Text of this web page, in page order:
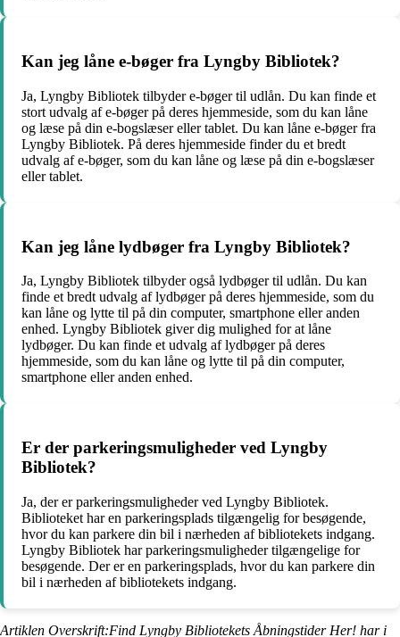
Kan jeg låne e-bøger fra Lyngby Bibliotek?
Ja, Lyngby Bibliotek tilbyder e-bøger til udlån. Du kan finde et
stort udvalg af e-bøger på deres hjemmeside, som du kan låne
og læse på din e-bogslæser eller tablet. Du kan låne e-bøger fra
Lyngby Bibliotek. På deres hjemmeside finder du et bredt
udvalg af e-bøger, som du kan låne og læse på din e-bogslæser
eller tablet.
Kan jeg låne lydbøger fra Lyngby Bibliotek?
Ja, Lyngby Bibliotek tilbyder også lydbøger til udlån. Du kan
finde et bredt udvalg af lydbøger på deres hjemmeside, som du
kan låne og lytte til på din computer, smartphone eller anden
enhed. Lyngby Bibliotek giver dig mulighed for at låne
lydbøger. Du kan finde et udvalg af lydbøger på deres
hjemmeside, som du kan låne og lytte til på din computer,
smartphone eller anden enhed.
Er der parkeringsmuligheder ved Lyngby
Bibliotek?
Ja, der er parkeringsmuligheder ved Lyngby Bibliotek.
Biblioteket har en parkeringsplads tilgængelig for besøgende,
hvor du kan parkere din bil i nærheden af bibliotekets indgang.
Lyngby Bibliotek har parkeringsmuligheder tilgængelige for
besøgende. Der er en parkeringsplads, hvor du kan parkere din
bil i nærheden af bibliotekets indgang.
Artiklen Overskrift:Find Lyngby Bibliotekets Åbningstider Her! har i